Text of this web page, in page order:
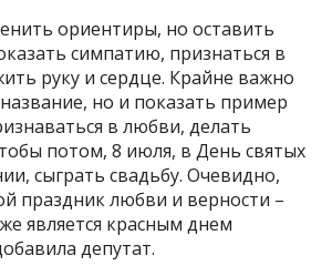
ориентиры, но оставить
симпатию, признаться в
руку и сердце. Крайне важно
но и показать пример
в любви, делать
потом, 8 июля, в День святых
сыграть свадьбу. Очевидно,
праздник любви и верности –
является красным днем
депутат.